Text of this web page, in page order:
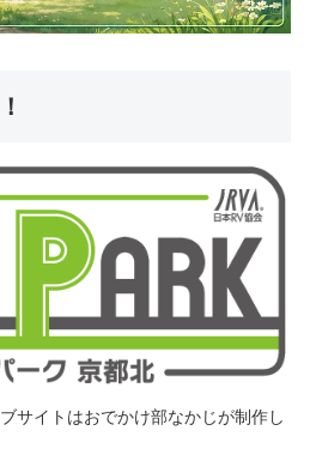
ブサイトはおでかけ部なかじが制作し